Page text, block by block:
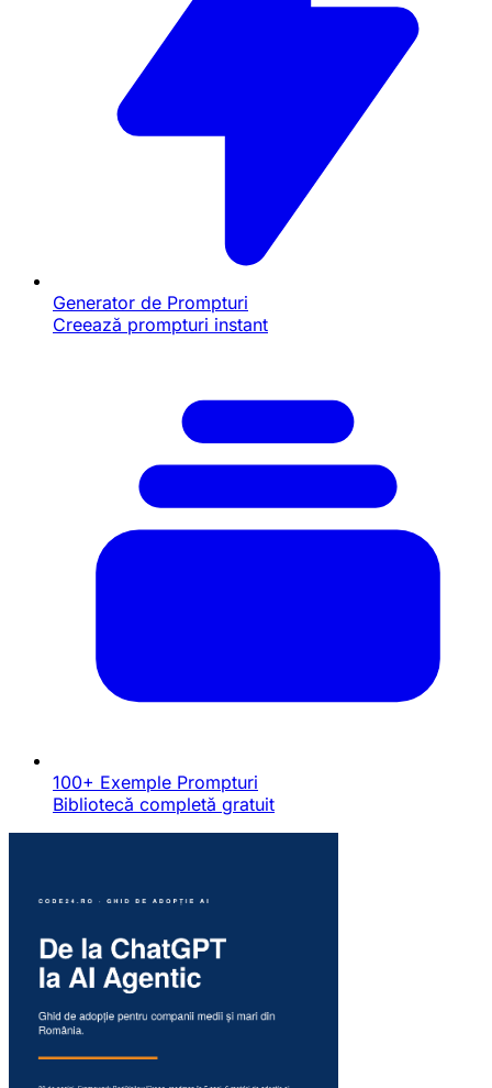
Generator de Prompturi
Creează prompturi instant
100+ Exemple Prompturi
Bibliotecă completă gratuit